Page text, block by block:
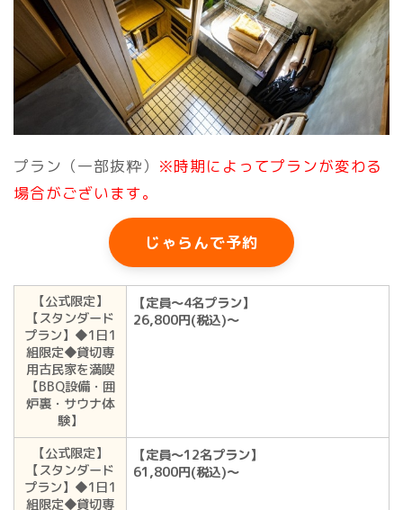
プラン（一部抜粋） ※時期によってプランが変わる
場合がございます。
じゃらんで予約
【公式限定】
【スタンダード
プラン】◆1日1
組限定◆貸切専
用古民家を満喫
【BBQ設備・囲
炉裏・サウナ体
験】
【定員～4名プラン】
26,800円(税込)〜
【公式限定】
【スタンダード
プラン】◆1日1
組限定◆貸切専
【定員～12名プラン】
61,800円(税込)〜